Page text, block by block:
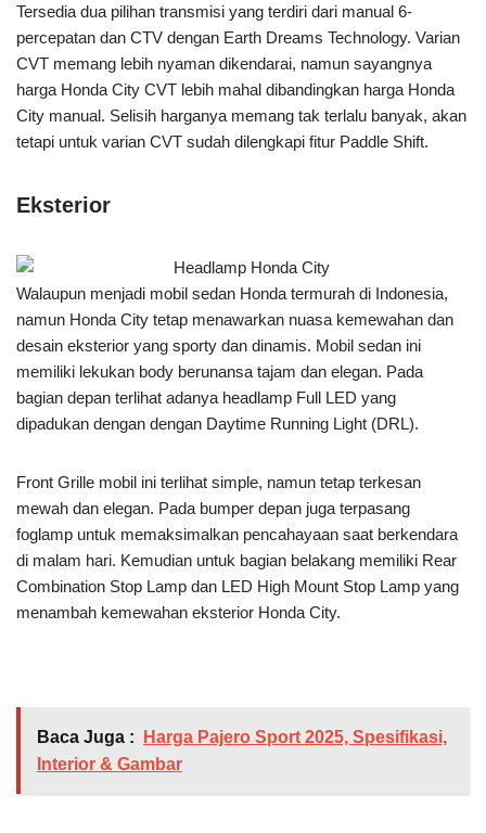
Tersedia dua pilihan transmisi yang terdiri dari manual 6-
percepatan dan CTV dengan Earth Dreams Technology. Varian
CVT memang lebih nyaman dikendarai, namun sayangnya
harga Honda City CVT lebih mahal dibandingkan harga Honda
City manual. Selisih harganya memang tak terlalu banyak, akan
tetapi untuk varian CVT sudah dilengkapi fitur Paddle Shift.
Eksterior
Walaupun menjadi mobil sedan Honda termurah di Indonesia,
namun Honda City tetap menawarkan nuasa kemewahan dan
desain eksterior yang sporty dan dinamis. Mobil sedan ini
memiliki lekukan body berunansa tajam dan elegan. Pada
bagian depan terlihat adanya headlamp Full LED yang
dipadukan dengan dengan Daytime Running Light (DRL).
Front Grille mobil ini terlihat simple, namun tetap terkesan
mewah dan elegan. Pada bumper depan juga terpasang
foglamp untuk memaksimalkan pencahayaan saat berkendara
di malam hari. Kemudian untuk bagian belakang memiliki Rear
Combination Stop Lamp dan LED High Mount Stop Lamp yang
menambah kemewahan eksterior Honda City.
Baca Juga :
Harga Pajero Sport 2025, Spesifikasi,
Interior & Gambar